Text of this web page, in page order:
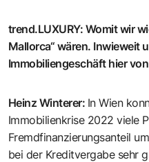
trend.LUXURY: Womit wir
Mallorca“ wären. Inwieweit
Immobiliengeschäft hier
Heinz Winterer: In Wien
Immobilienkrise 2022 viele
Fremdfinanzierungsanteil
bei der Kreditvergabe sehr